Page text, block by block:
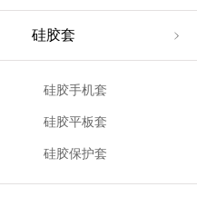
硅胶套
硅胶手机套
硅胶平板套
硅胶保护套